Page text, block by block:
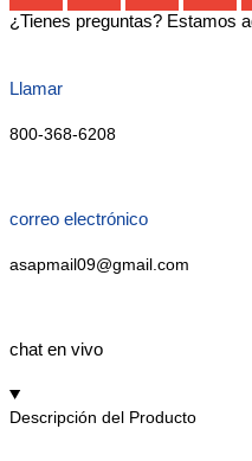
¿Tienes preguntas? Estamos
Llamar
800-368-6208
correo electrónico
asapmail09@gmail.com
chat en vivo
Descripción del Producto